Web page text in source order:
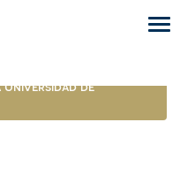
de